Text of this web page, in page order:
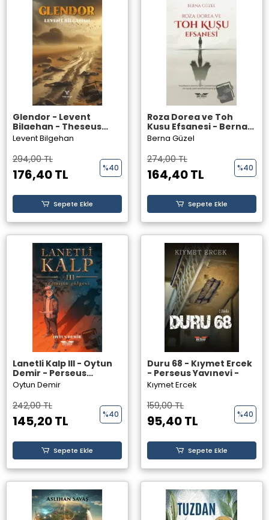
Glendor - Levent
Bilgehan - Theseus
Yayınevi -
Levent Bilgehan
294,00 TL
176,40 TL %40
Sepete Ekle
Roza Dorea ve Toh
Kuşu Efsanesi - Berna
Güzel - Perseus
Berna Güzel
274,00 TL
164,40 TL %40
Sepete Ekle
Lanetli Kalp III - Oytun
Demir - Perseus
Yayınevi -
Oytun Demir
242,00 TL
145,20 TL %40
Sepete Ekle
Duru 68 - Kıymet Ercek
- Perseus Yayınevi -
Kıymet Ercek
159,00 TL
95,40 TL %40
Sepete Ekle